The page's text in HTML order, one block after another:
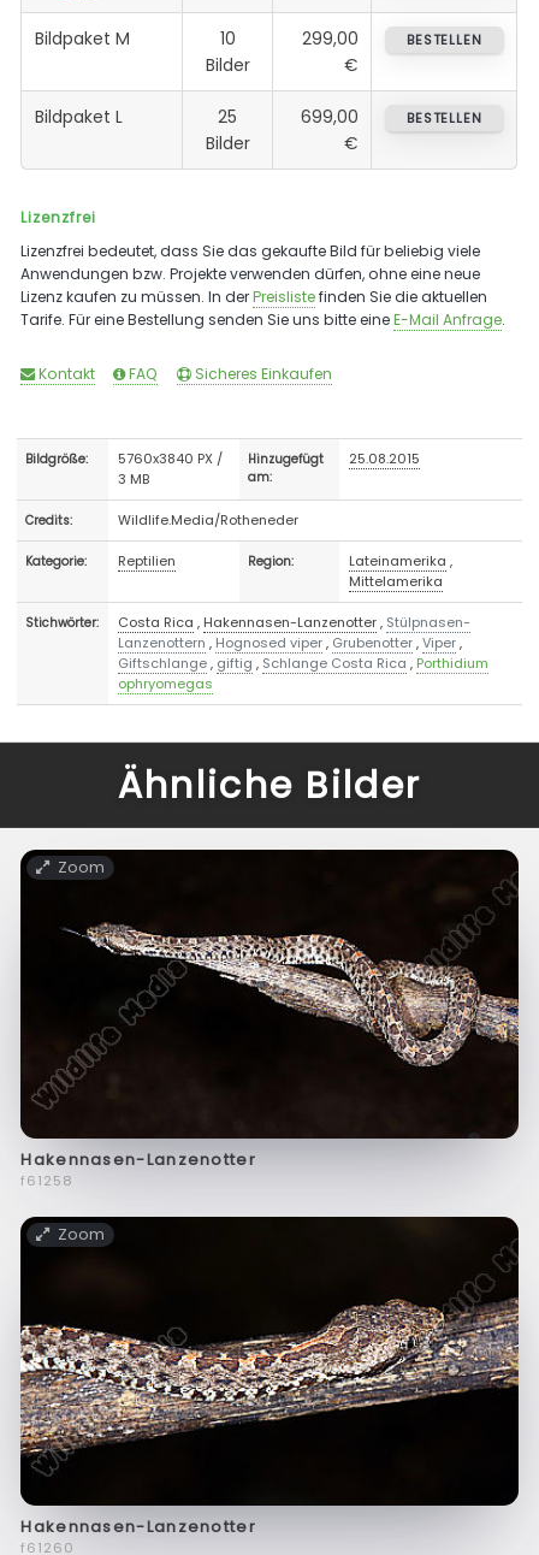
Bildpaket M
10
Bilder
299,00
€
BESTELLEN
Bildpaket L
25
Bilder
699,00
€
BESTELLEN
Lizenzfrei
Lizenzfrei bedeutet, dass Sie das gekaufte Bild für beliebig viele
Anwendungen bzw. Projekte verwenden dürfen, ohne eine neue
Lizenz kaufen zu müssen. In derPreislistefinden Sie die aktuellen
Tarife. Für eine Bestellung senden Sie uns bitte eineE-Mail Anfrage.
Kontakt FAQ Sicheres Einkaufen
Bildgröße:
5760x3840 PX /
3 MB
Hinzugefügt
am:
25.08.2015
Credits: Wildlife.Media/Rotheneder
Kategorie: Reptilien Region: Lateinamerika ,
Mittelamerika
Stichwörter: Costa Rica , Hakennasen-Lanzenotter, Stülpnasen-
Lanzenottern , Hognosed viper, Grubenotter,Viper,
Giftschlange, giftig , Schlange Costa Rica , Porthidium
ophryomegas
Ähnliche Bilder
Zoom
Hakennasen-Lanzenotter
f61258
Zoom
Hakennasen-Lanzenotter
f61260